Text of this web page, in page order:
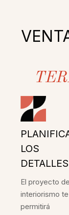
LOS
DETALLES
El proyecto de
interiorismo te
permitirá